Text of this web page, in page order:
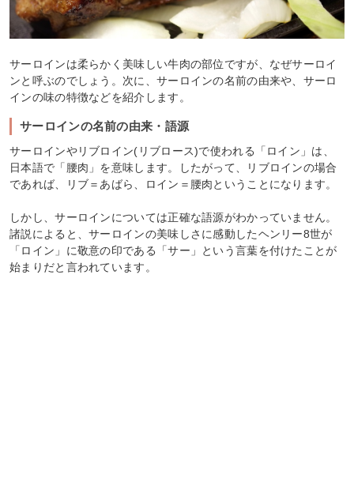
サーロインは柔らかく美味しい牛肉の部位ですが、なぜサーロイ
ンと呼ぶのでしょう。次に、サーロインの名前の由来や、サーロ
インの味の特徴などを紹介します。
サーロインの名前の由来・語源
サーロインやリブロイン(リブロース)で使われる「ロイン」は、
日本語で「腰肉」を意味します。したがって、リブロインの場合
であれば、リブ＝あばら、ロイン＝腰肉ということになります。
しかし、サーロインについては正確な語源がわかっていません。
諸説によると、サーロインの美味しさに感動したヘンリー8世が
「ロイン」に敬意の印である「サー」という言葉を付けたことが
始まりだと言われています。